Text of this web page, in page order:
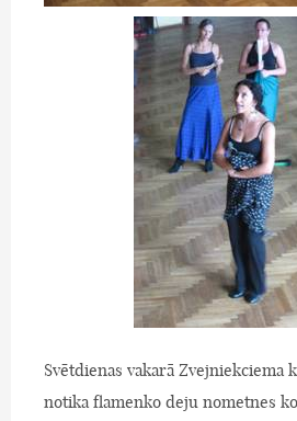
Svētdienas vakarā Zvejniekciema
notika flamenko deju nometnes